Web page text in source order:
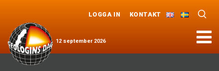
Meny
12 september 2026
LOGGA IN KONTAKT